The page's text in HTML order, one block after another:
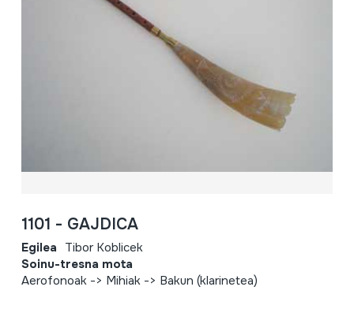
1101 - GAJDICA
Egilea Tibor Koblicek
Soinu-tresna mota
Aerofonoak -> Mihiak -> Bakun (klarinetea)